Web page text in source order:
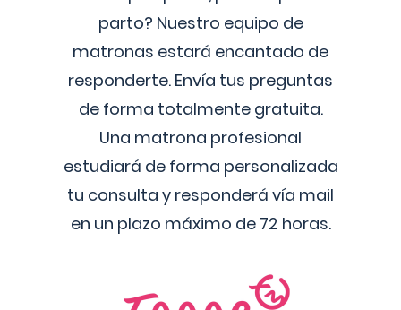
parto? Nuestro equipo de
matronas estará encantado de
responderte. Envía tus preguntas
de forma totalmente gratuita.
Una matrona profesional
estudiará de forma personalizada
tu consulta y responderá vía mail
en un plazo máximo de 72 horas.